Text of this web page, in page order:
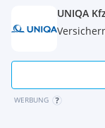
UNIQA
WERBUNG